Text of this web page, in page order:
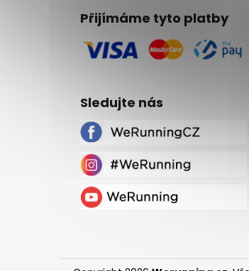
Přijímáme tyto platby
Sledujte nás